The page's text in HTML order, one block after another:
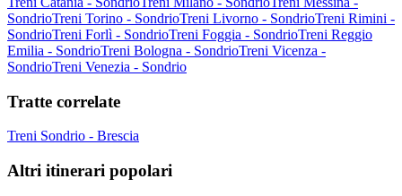
SondrioTreni Torino - SondrioTreni Livorno - SondrioTreni Rimini -
SondrioTreni Forlì - SondrioTreni Foggia - SondrioTreni Reggio
Emilia - SondrioTreni Bologna - SondrioTreni Vicenza -
SondrioTreni Venezia - Sondrio
Tratte correlate
Treni Sondrio - Brescia
Altri itinerari popolari